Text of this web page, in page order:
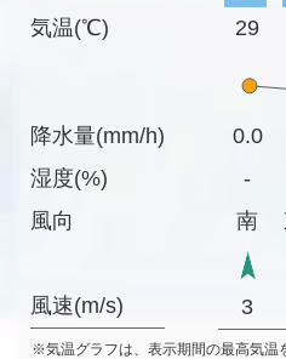
気温(℃)
降水量(mm/h)
湿度(%)
風向
風速(m/s)
29
0.0
-
南
3
※気温グラフは、表示期間の最高気温